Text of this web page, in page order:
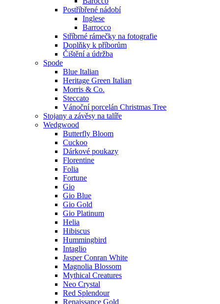
Postříbřené nádobí
Inglese
Barrocco
Stříbrné rámečky na fotografie
Doplňky k příborům
Čištění a údržba
Spode
Blue Italian
Heritage Green Italian
Morris & Co.
Steccato
Vánoční porcelán Christmas Tree
Stojany a závěsy na talíře
Wedgwood
Butterfly Bloom
Cuckoo
Dárkové poukazy
Florentine
Folia
Fortune
Gio
Gio Blue
Gio Gold
Gio Platinum
Helia
Hibiscus
Hummingbird
Intaglio
Jasper Conran White
Magnolia Blossom
Mythical Creatures
Neo Crystal
Red Splendour
Renaissance Gold